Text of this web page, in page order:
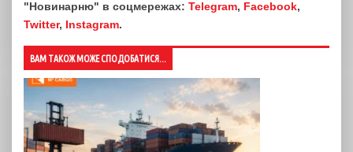
"Новинарню" в соцмережах: Telegram, Facebook,
Twitter, Instagram.
ВАМ ТАКОЖ МОЖЕ СПОДОБАТИСЯ...